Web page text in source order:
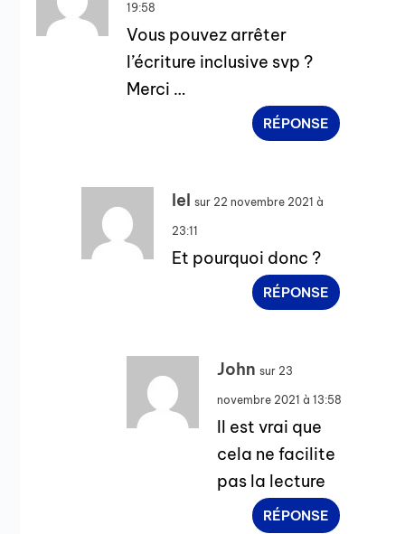
19:58
Vous pouvez arrêter
l’écriture inclusive svp ?
Merci …
RÉPONSE
Iel sur 22 novembre 2021 à
23:11
Et pourquoi donc ?
RÉPONSE
John sur 23
novembre 2021 à 13:58
Il est vrai que
cela ne facilite
pas la lecture
RÉPONSE